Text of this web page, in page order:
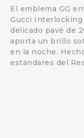
El emblema GG
Gucci Interlocking
delicado pavé de
aporta un brillo
en la noche.
estándares del